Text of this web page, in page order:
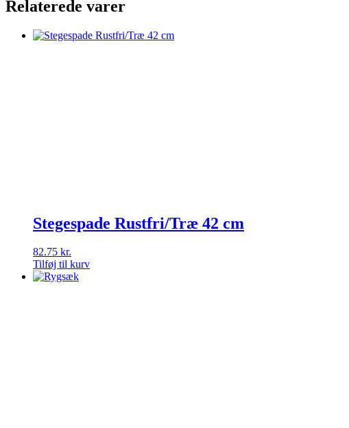
Relaterede varer
Stegespade Rustfri/Træ 42 cm
82.75 kr.
Tilføj til kurv